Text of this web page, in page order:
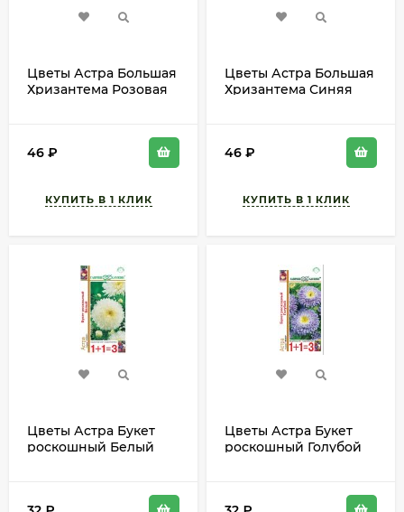
Цветы Астра Большая
Хризантема Розовая
однолетник до 80см
46 ₽
Цветы Астра Большая
Хризантема Синяя
однолетник до 80см
46 ₽
Цветы Астра Букет
роскошный Белый
Цветы Астра Букет
роскошный Голубой